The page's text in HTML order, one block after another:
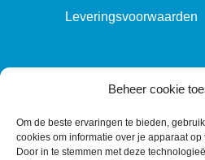
Beheer cookie
Om de beste ervaringen te bieden,
cookies om informatie over je apparaat
Door in te stemmen met deze
Leveringsvoorwaarden
VOLG ONS OP:
L
T
F
Y